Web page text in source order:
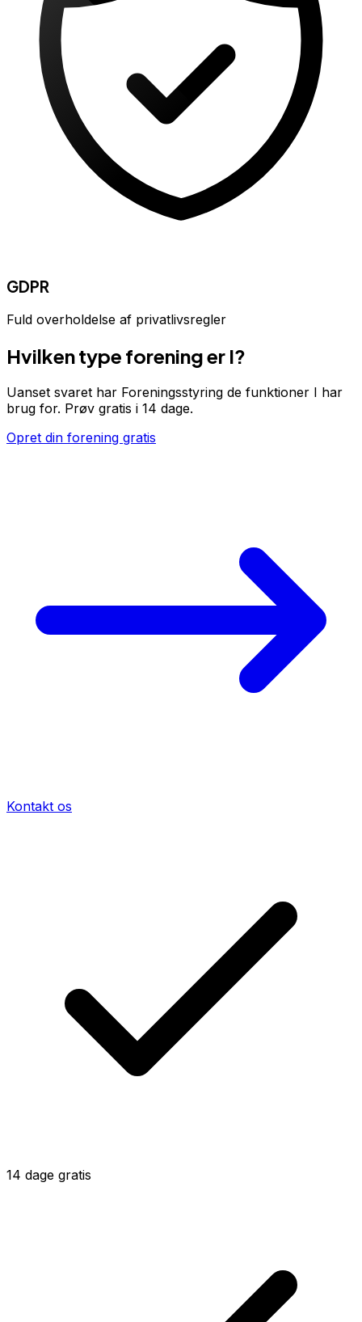
GDPR
Fuld overholdelse af privatlivsregler
Hvilken type forening er I?
Uanset svaret har Foreningsstyring de funktioner I har
brug for. Prøv gratis i 14 dage.
Opret din forening gratis
Kontakt os
14 dage gratis